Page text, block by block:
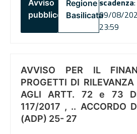
Avviso
pubblico
Regione
Basilicata
scadenza:
09/08/
23:59
AVVISO PER IL
PROGETTI DI
AGLI ARTT. 72 e 73
117/2017 , .. ACCORDO
(ADP) 25- 27